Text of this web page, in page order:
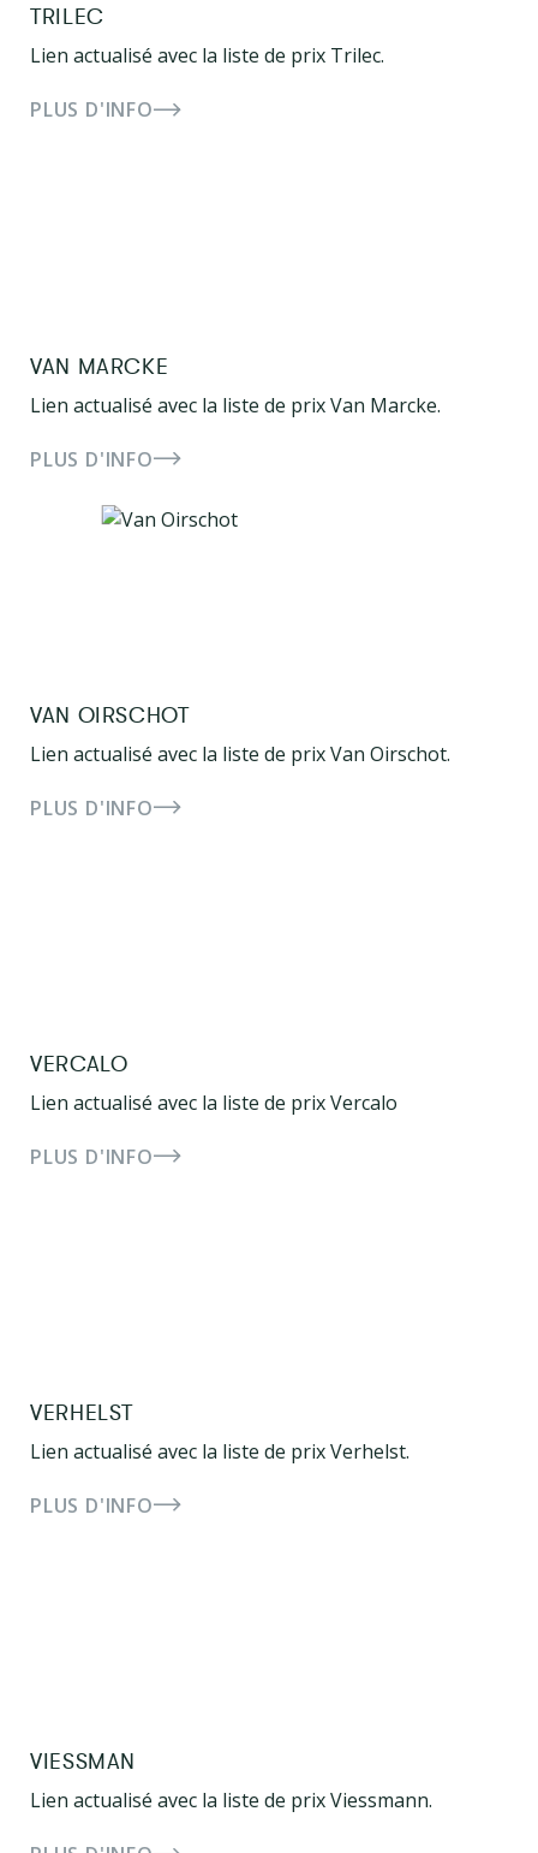
TRILEC
Lien actualisé avec la liste de prix Trilec.
PLUS D'INFO
VAN MARCKE
Lien actualisé avec la liste de prix Van Marcke.
PLUS D'INFO
VAN OIRSCHOT
Lien actualisé avec la liste de prix Van Oirschot.
PLUS D'INFO
VERCALO
Lien actualisé avec la liste de prix Vercalo
PLUS D'INFO
VERHELST
Lien actualisé avec la liste de prix Verhelst.
PLUS D'INFO
VIESSMAN
Lien actualisé avec la liste de prix Viessmann.